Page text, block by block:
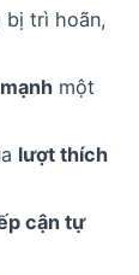
bị trì hoãn,
một
lượt thích
cận tự